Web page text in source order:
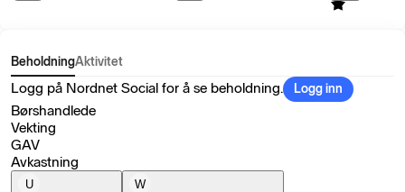
BeholdningAktivitet
Logg på Nordnet Social for å se beholdning. Logg inn
Børshandlede
Vekting
GAV
Avkastning
U
W